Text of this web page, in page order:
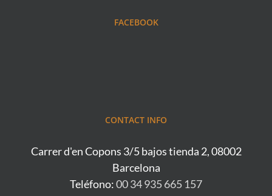
FACEBOOK
CONTACT INFO
Carrer d'en Copons 3/5 bajos tienda 2, 08002
Barcelona
Teléfono:00 34 935 665 157